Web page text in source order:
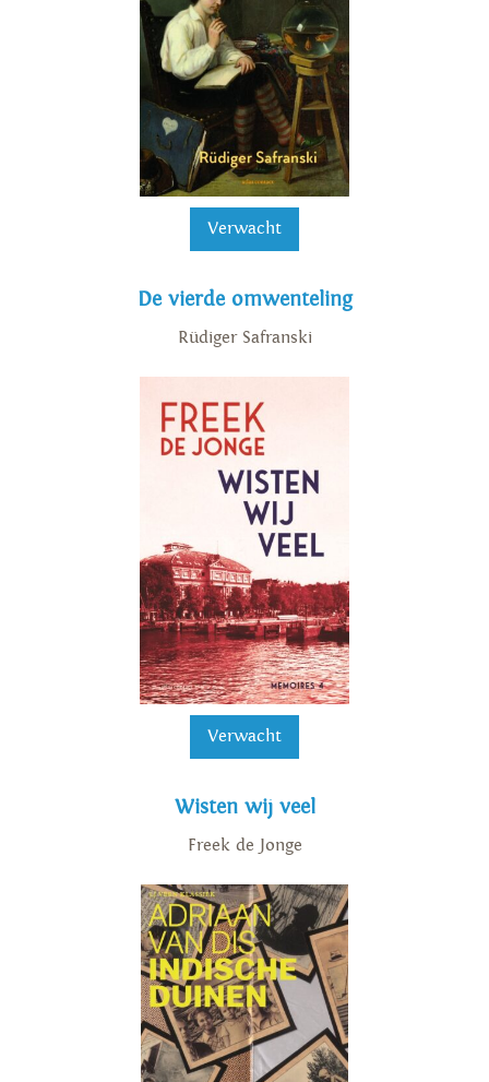
Verwacht
De vierde omwenteling
Rüdiger Safranski
Verwacht
Wisten wij veel
Freek de Jonge